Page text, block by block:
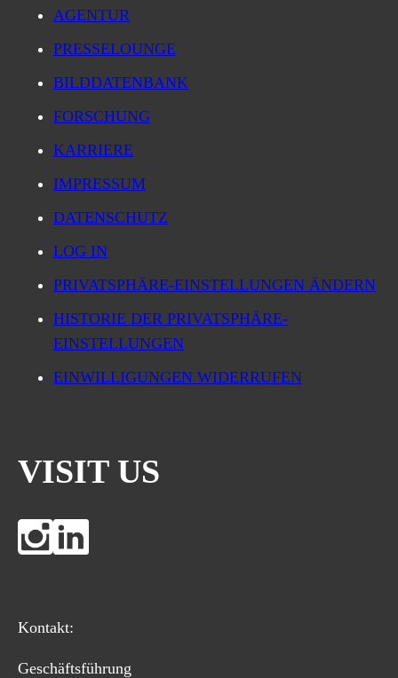
AGENTUR
PRESSELOUNGE
BILDDATENBANK
FORSCHUNG
KARRIERE
IMPRESSUM
DATENSCHUTZ
LOG IN
PRIVATSPHÄRE-EINSTELLUNGEN ÄNDERN
HISTORIE DER PRIVATSPHÄRE-
EINSTELLUNGEN
EINWILLIGUNGEN WIDERRUFEN
VISIT US
Kontakt:
Geschäftsführung